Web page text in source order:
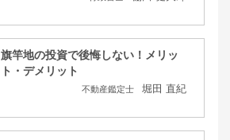
旗竿地の投資で後悔しない！メリッ
ト・デメリット
不動産鑑定士 堀田 直紀